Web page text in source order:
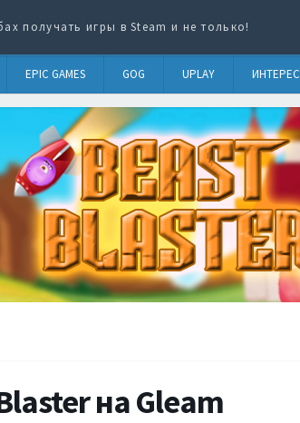
получать игры в Steam и не только!
EPIC GAMES GOG UPLAY
на Gleam